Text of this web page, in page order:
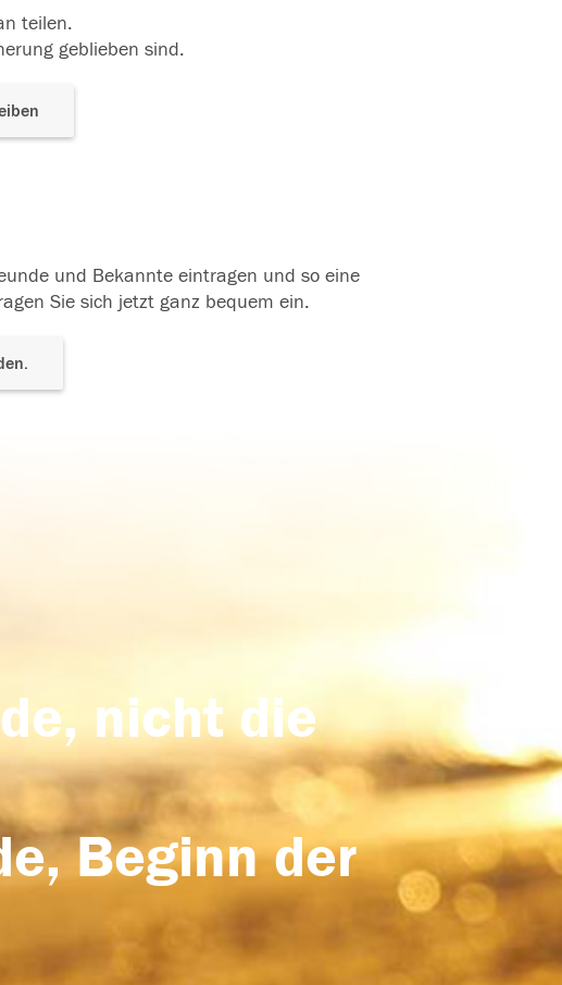
teilen.
geblieben sind.
und Bekannte eintragen und so eine
Sie sich jetzt ganz bequem ein.
nicht die
Beginn der